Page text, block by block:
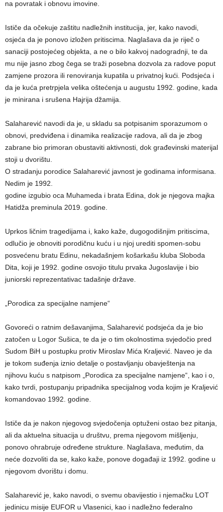
na povratak i obnovu imovine.
Ističe da očekuje zaštitu nadležnih institucija, jer, kako navodi,
osjeća da je ponovo izložen pritiscima. Naglašava da je riječ o
sanaciji postojećeg objekta, a ne o bilo kakvoj nadogradnji, te da
mu nije jasno zbog čega se traži posebna dozvola za radove poput
zamjene prozora ili renoviranja kupatila u privatnoj kući. Podsjeća i
da je kuća pretrpjela velika oštećenja u augustu 1992. godine, kada
je minirana i srušena Hajrija džamija.
Salaharević navodi da je, u skladu sa potpisanim sporazumom o
obnovi, predviđena i dinamika realizacije radova, ali da je zbog
zabrane bio primoran obustaviti aktivnosti, dok građevinski materijal
stoji u dvorištu.
O stradanju porodice Salaharević javnost je godinama informisana.
Nedim je 1992.
godine izgubio oca Muhameda i brata Edina, dok je njegova majka
Hatidža preminula 2019. godine.
Uprkos ličnim tragedijama i, kako kaže, dugogodišnjim pritiscima,
odlučio je obnoviti porodičnu kuću i u njoj urediti spomen-sobu
posvećenu bratu Edinu, nekadašnjem košarkašu kluba Sloboda
Dita, koji je 1992. godine osvojio titulu prvaka Jugoslavije i bio
juniorski reprezentativac tadašnje države.
„Porodica za specijalne namjene“
Govoreći o ratnim dešavanjima, Salaharević podsjeća da je bio
zatočen u Logor Sušica, te da je o tim okolnostima svjedočio pred
Sudom BiH u postupku protiv Miroslav Mića Kraljević. Naveo je da
je tokom suđenja iznio detalje o postavljanju obavještenja na
njihovu kuću s natpisom „Porodica za specijalne namjene“, kao i o,
kako tvrdi, postupanju pripadnika specijalnog voda kojim je Kraljević
komandovao 1992. godine.
Ističe da je nakon njegovog svjedočenja optuženi ostao bez pitanja,
ali da aktuelna situacija u društvu, prema njegovom mišljenju,
ponovo ohrabruje određene strukture. Naglašava, međutim, da
neće dozvoliti da se, kako kaže, ponove događaji iz 1992. godine u
njegovom dvorištu i domu.
Salaharević je, kako navodi, o svemu obavijestio i njemačku LOT
jedinicu misije EUFOR u Vlasenici, kao i nadležno federalno